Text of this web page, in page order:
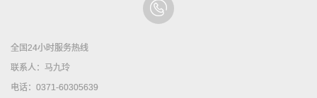
全国24小时服务热线
联系人：马九玲
电话：0371-60305639